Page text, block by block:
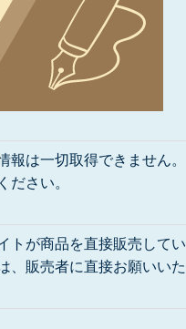
は一切取得できません。
ださい。
トが商品を直接販売してい
、販売者に直接お願いいた